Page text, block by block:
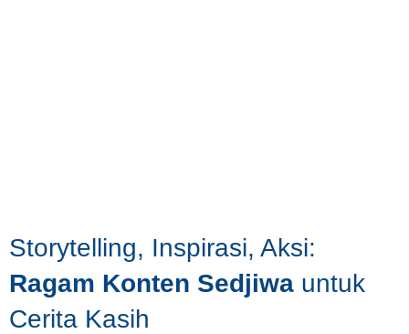
Storytelling, Inspirasi, Aksi:
Ragam Konten Sedjiwa untuk
Cerita Kasih